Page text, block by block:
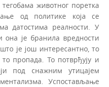
животног поретка
од политике која се
датостима реалности. У
је бранила вредности
је још интересантно, то
пропада. То потврђују и
под снажним утицајем
Успостављање